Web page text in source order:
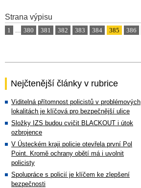
Strana výpisu
1 ... 380 381 382 383 384 385 386
Nejčtenější články v rubrice
Viditelná přítomnost policistů v problémových
lokalitách je klíčová pro bezpečnější ulice
Složky IZS budou cvičit BLACKOUT i útok
ozbrojence
V Ústeckém kraji policie otevřela první Pol
Point. Kromě ochrany obětí má i uvolnit
policisty
Spolupráce s policií je klíčem ke zlepšení
bezpečnosti